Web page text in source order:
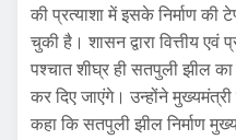
की प्रत्याशा में इसके निर्माण की
चुकी है। शासन द्वारा वित्तीय एवं
पश्चात शीघ्र ही सतपुली झील
कर दिए जाएंगे। उन्होंने
कहा कि सतपुली झील निर्माण